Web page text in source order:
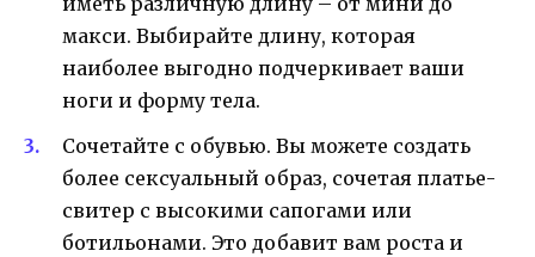
макси. Выбирайте длину, которая
наиболее выгодно подчеркивает ваши
ноги и форму тела.
Сочетайте с обувью. Вы можете создать
более сексуальный образ, сочетая платье-
свитер с высокими сапогами или
ботильонами. Это добавит вам роста и